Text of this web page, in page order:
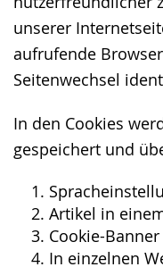
unserer
aufrufende
Seitenwechsel
In den Cookies
gespeichert und
Artikel in
Cookie-
In einzelnen